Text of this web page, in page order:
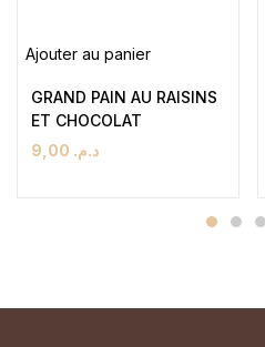
Ajouter au panier
GRAND PAIN AU RAISINS
ET CHOCOLAT
د.م.